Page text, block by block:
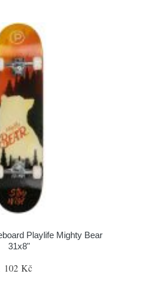
Playlife Mighty Bear
31x8"
102 Kč